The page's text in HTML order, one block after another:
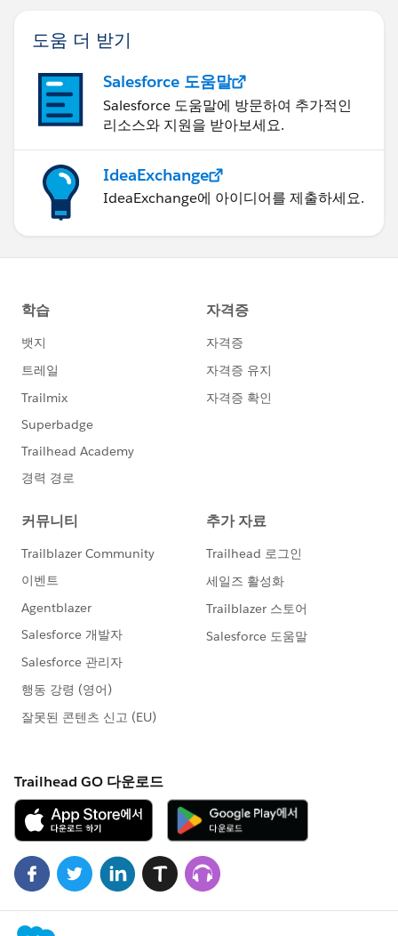
도움 더 받기
Salesforce 도움말
Salesforce 도움말에 방문하여 추가적인
리소스와 지원을 받아보세요.
IdeaExchange
IdeaExchange에 아이디어를 제출하세요.